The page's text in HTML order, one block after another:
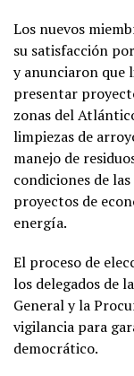
Los nuevos
su satisfacción
y anunciaron que
presentar
zonas del
limpiezas de
manejo de
condiciones de
proyectos de
energía.
El proceso de
los delegados de
General y la
vigilancia para
democrático.